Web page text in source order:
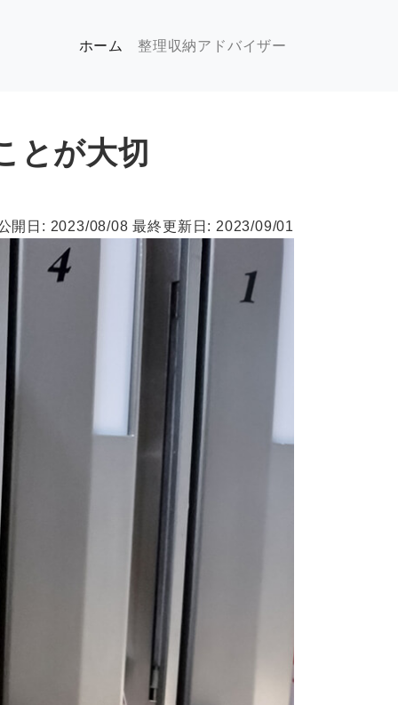
ホーム (現位置)
整理収納アドバイザー
とが大切
開日: 2023/08/08 最終更新日: 2023/09/01